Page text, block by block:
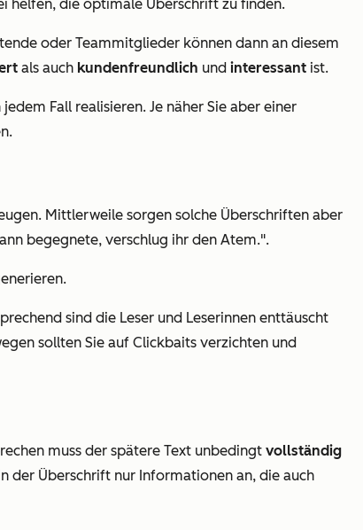
helfen, die optimale Überschrift zu finden.
oder Teammitglieder können dann an diesem
als auch kundenfreundlich und interessant ist.
Fall realisieren. Je näher Sie aber einer
Mittlerweile sorgen solche Überschriften aber
begegnete, verschlug ihr den Atem.".
sind die Leser und Leserinnen enttäuscht
sollten Sie auf Clickbaits verzichten und
muss der spätere Text unbedingt vollständig
der Überschrift nur Informationen an, die auch